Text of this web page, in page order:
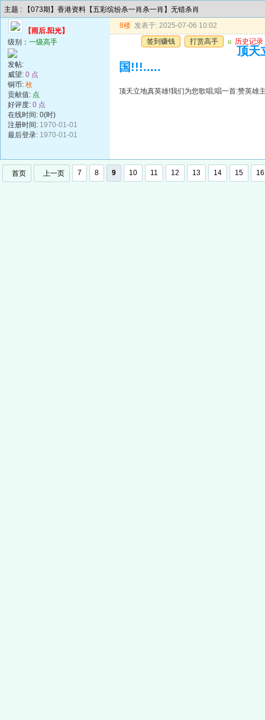
主题 : 【073期】香港资料【五彩缤纷杀一肖杀一肖】无错杀肖
【雨后.阳光】
级别： 一级高手
发帖:
威望: 0 点
铜币: 枚
贡献值: 点
好评度: 0 点
在线时间: 0(时)
注册时间: 1970-01-01
最后登录: 1970-01-01
8楼 发表于: 2025-07-06 10:02
签到赚钱
打赏高手 u 历史记录
顶天
国!!!.....
顶天立地真英雄!我们为您歌唱;唱一首:赞英雄
首页 上一页 7 8 9 10 11 12 13 14 15 16